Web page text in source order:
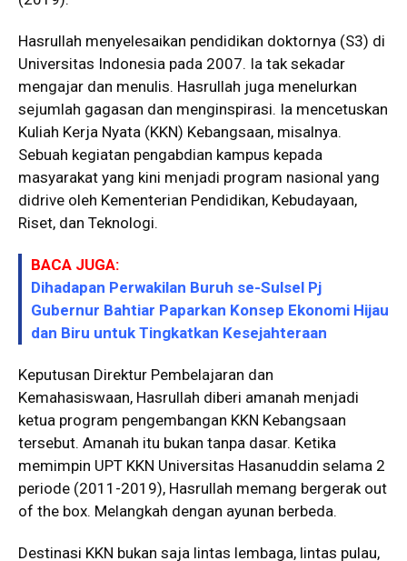
Hasrullah menyelesaikan pendidikan doktornya (S3) di
Universitas Indonesia pada 2007. Ia tak sekadar
mengajar dan menulis. Hasrullah juga menelurkan
sejumlah gagasan dan menginspirasi. Ia mencetuskan
Kuliah Kerja Nyata (KKN) Kebangsaan, misalnya.
Sebuah kegiatan pengabdian kampus kepada
masyarakat yang kini menjadi program nasional yang
didrive oleh Kementerian Pendidikan, Kebudayaan,
Riset, dan Teknologi.
BACA JUGA:
Dihadapan Perwakilan Buruh se-Sulsel Pj
Gubernur Bahtiar Paparkan Konsep Ekonomi Hijau
dan Biru untuk Tingkatkan Kesejahteraan
Keputusan Direktur Pembelajaran dan
Kemahasiswaan, Hasrullah diberi amanah menjadi
ketua program pengembangan KKN Kebangsaan
tersebut. Amanah itu bukan tanpa dasar. Ketika
memimpin UPT KKN Universitas Hasanuddin selama 2
periode (2011-2019), Hasrullah memang bergerak out
of the box. Melangkah dengan ayunan berbeda.
Destinasi KKN bukan saja lintas lembaga, lintas pulau,